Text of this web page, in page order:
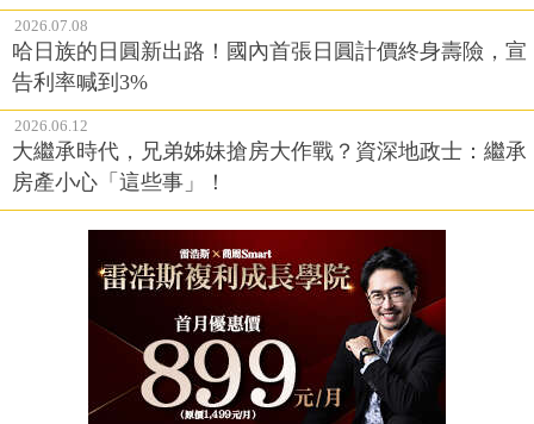
2026.07.08
哈日族的日圓新出路！國內首張日圓計價終身壽險，宣
告利率喊到3%
2026.06.12
大繼承時代，兄弟姊妹搶房大作戰？資深地政士：繼承
房產小心「這些事」！